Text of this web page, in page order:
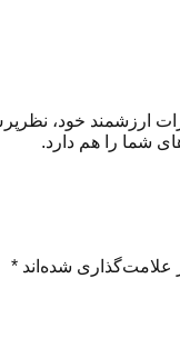
ارزشمند خود،
شما را هم دارد.
علامت‌گذاری شده‌اند *